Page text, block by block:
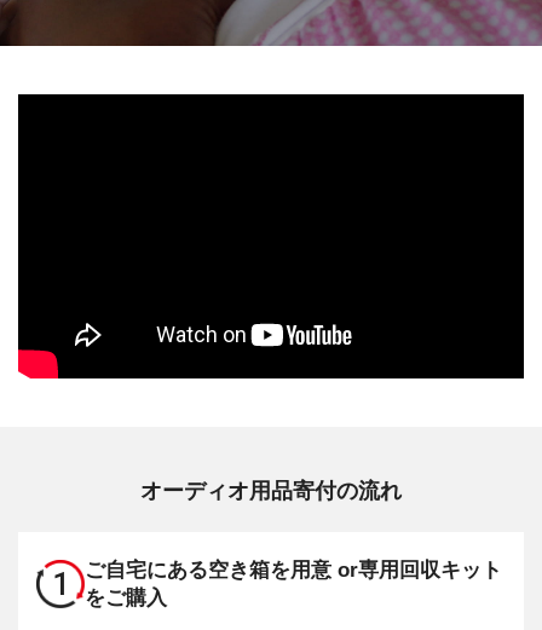
オーディオ用品寄付の流れ
1 ご自宅にある空き箱を用意 or専用回収キット
をご購入